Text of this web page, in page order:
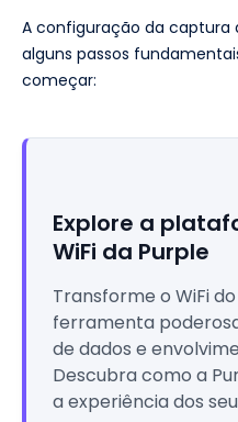
A configuração da captura
alguns passos
começar:
Explore a
WiFi da Purple
Transforme o WiFi
ferramenta
de dados e
Descubra como a
a experiência dos